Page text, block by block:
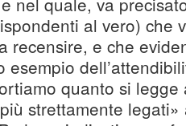
al vero) che
recensire, e che
esempio
quanto si
strettamente